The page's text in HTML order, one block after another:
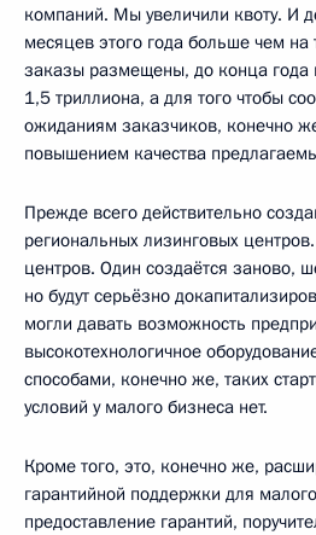
компаний. Мы увеличили квоту. И
месяцев этого года больше чем на
заказы размещены, до конца года
1,5 триллиона, а для того чтобы
ожиданиям заказчиков, конечно
повышением качества
Прежде всего действительно
региональных лизинговых
центров. Один создаётся заново,
но будут серьёзно
могли давать возможность
высокотехнологичное
способами, конечно же, таких
условий у малого бизнеса нет.
Кроме того, это, конечно же,
гарантийной поддержки для
предоставление гарантий,